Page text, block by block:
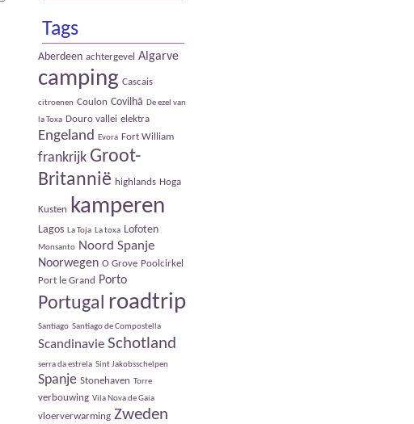
Tags
Aberdeen achtergevel Algarve
camping Cascais
citroenen Coulon Covilhã De ezel van
la Toxa Douro vallei elektra
Engeland Evora Fort William
frankrijk Groot-
Britannië highlands Hoga
Kusten kamperen
Lagos La Toja La toxa Lofoten
Monsanto Noord Spanje
Noorwegen O Grove Poolcirkel
Port le Grand
Porto
Portugal roadtrip
Santiago Santiago de Compostella
Scandinavie Schotland
serra da estrela Sint Jakobsschelpen
Spanje Stonehaven Torre
verbouwing Vila Nova de Gaia
vloerverwarming Zweden